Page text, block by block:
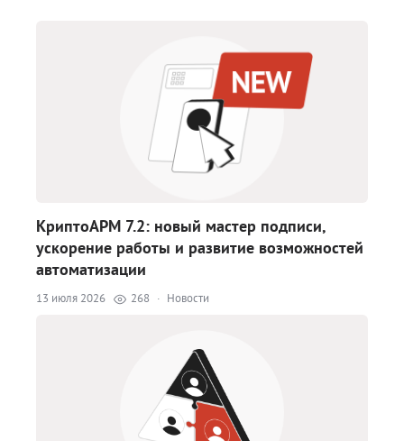
КриптоАРМ 7.2: новый мастер подписи,
ускорение работы и развитие возможностей
автоматизации
13 июля 2026 268 · Новости